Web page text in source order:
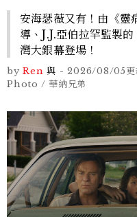
安海瑟薇又有！由《靈
導、J.J.亞伯拉罕監製
灣大銀幕登場！
by Ren與 -2026/08/05
Photo / 華納兄弟